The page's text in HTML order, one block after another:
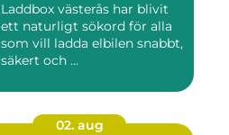
Laddbox västerås har blivit
ett naturligt sökord för alla
som vill ladda elbilen snabbt,
säkert och ...
02. aug